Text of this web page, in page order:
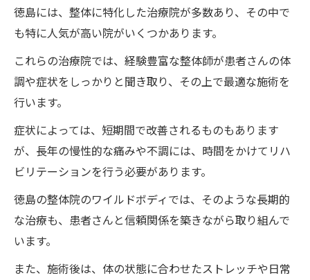
徳島には、整体に特化した治療院が多数あり、その中で
も特に人気が高い院がいくつかあります。
これらの治療院では、経験豊富な整体師が患者さんの体
調や症状をしっかりと聞き取り、その上で最適な施術を
行います。
症状によっては、短期間で改善されるものもあります
が、長年の慢性的な痛みや不調には、時間をかけてリハ
ビリテーションを行う必要があります。
徳島の整体院のワイルドボディでは、そのような長期的
な治療も、患者さんと信頼関係を築きながら取り組んで
います。
また、施術後は、体の状態に合わせたストレッチや日常